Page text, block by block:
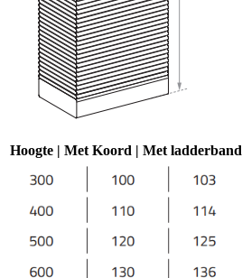
Hoogte | Met Koord | Met ladderband